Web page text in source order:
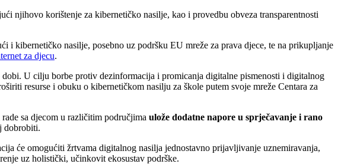
njihovo korištenje za kibernetičko nasilje, kao i provedbu obveza transparentnosti
i kibernetičko nasilje, posebno uz podršku EU mreže za prava djece, te na prikupljanje
za djecu.
U cilju borbe protiv dezinformacija i promicanja digitalne pismenosti i digitalnog
resurse i obuku o kibernetičkom nasilju za škole putem svoje mreže Centara za
sa djecom u različitim područjima ulože dodatne napore u sprječavanje i rano
dobrobiti.
će omogućiti žrtvama digitalnog nasilja jednostavno prijavljivanje uznemiravanja,
uz holistički, učinkovit ekosustav podrške.